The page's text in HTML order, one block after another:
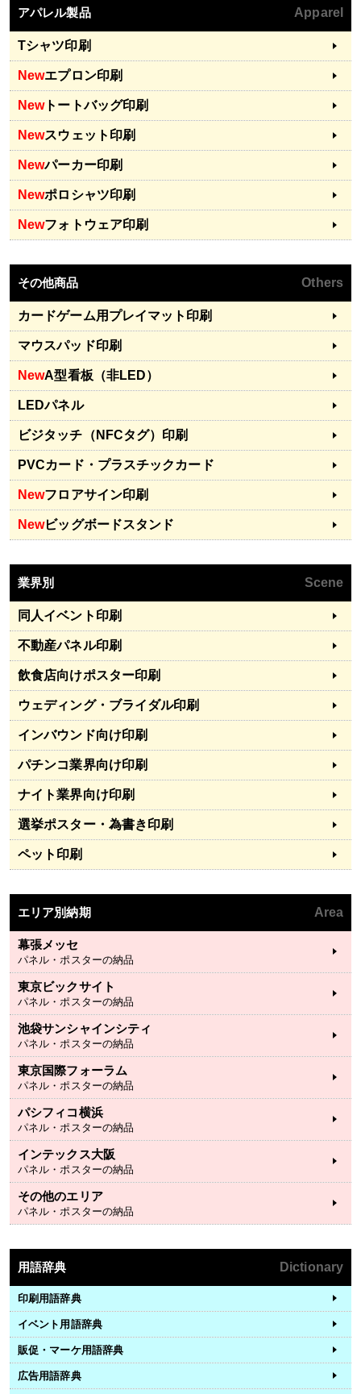
アパレル製品 Apparel
Tシャツ印刷
Newエプロン印刷
Newトートバッグ印刷
Newスウェット印刷
Newパーカー印刷
Newポロシャツ印刷
Newフォトウェア印刷
その他商品 Others
カードゲーム用プレイマット印刷
マウスパッド印刷
NewA型看板（非LED）
LEDパネル
ビジタッチ（NFCタグ）印刷
PVCカード・プラスチックカード
Newフロアサイン印刷
Newビッグボードスタンド
業界別 Scene
同人イベント印刷
不動産パネル印刷
飲食店向けポスター印刷
ウェディング・ブライダル印刷
インバウンド向け印刷
パチンコ業界向け印刷
ナイト業界向け印刷
選挙ポスター・為書き印刷
ペット印刷
エリア別納期 Area
幕張メッセ
パネル・ポスターの納品
東京ビックサイト
パネル・ポスターの納品
池袋サンシャインシティ
パネル・ポスターの納品
東京国際フォーラム
パネル・ポスターの納品
パシフィコ横浜
パネル・ポスターの納品
インテックス大阪
パネル・ポスターの納品
その他のエリア
パネル・ポスターの納品
用語辞典 Dictionary
印刷用語辞典
イベント用語辞典
販促・マーケ用語辞典
広告用語辞典